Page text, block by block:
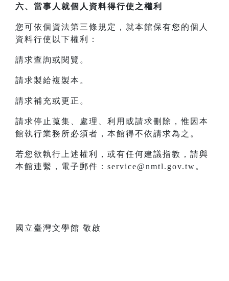
六、當事人就個人資料得行使之權利
您可依個資法第三條規定，就本館保有您的個人
資料行使以下權利：
請求查詢或閱覽。
請求製給複製本。
請求補充或更正。
請求停止蒐集、處理、利用或請求刪除，惟因本
館執行業務所必須者，本館得不依請求為之。
若您欲執行上述權利，或有任何建議指教，請與
本館連繫，電子郵件：service@nmtl.gov.tw。
國立臺灣文學館 敬啟